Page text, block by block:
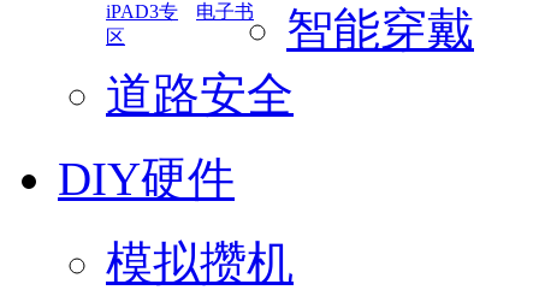
iPAD3专
区
电子书
智能穿戴
道路安全
DIY硬件
模拟攒机